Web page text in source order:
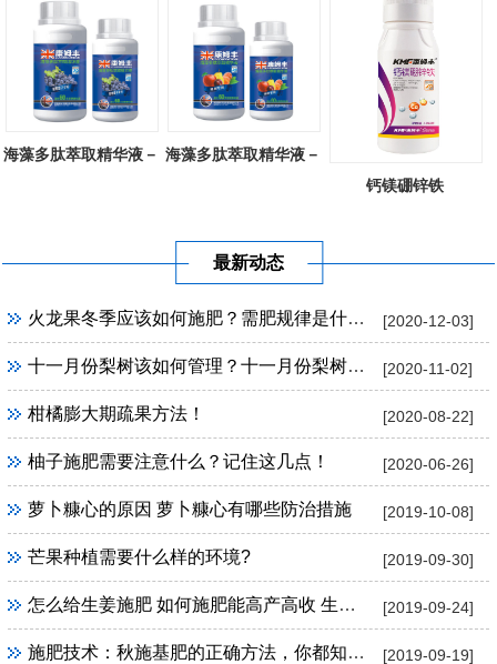
海藻多肽萃取精华液－ 海藻多肽萃取精华液－
钙镁硼锌铁
最新动态
[2020-12-03]
火龙果冬季应该如何施肥？需肥规律是什么？
[2020-11-02]
十一月份梨树该如何管理？十一月份梨树管理方法！
[2020-08-22]
柑橘膨大期疏果方法！
[2020-06-26]
柚子施肥需要注意什么？记住这几点！
[2019-10-08]
萝卜糠心的原因 萝卜糠心有哪些防治措施
[2019-09-30]
芒果种植需要什么样的环境?
[2019-09-24]
怎么给生姜施肥 如何施肥能高产高收 生姜施肥技巧
[2019-09-19]
施肥技术：秋施基肥的正确方法，你都知道吗？